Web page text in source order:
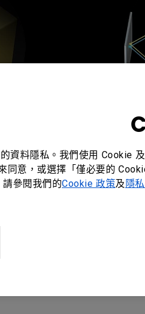
資料隱私。我們使用 Cookie
同意，或選擇「僅必要的
參閱我們的Cookie 政策及 隱
準進入鏡
提升效
度。
雙